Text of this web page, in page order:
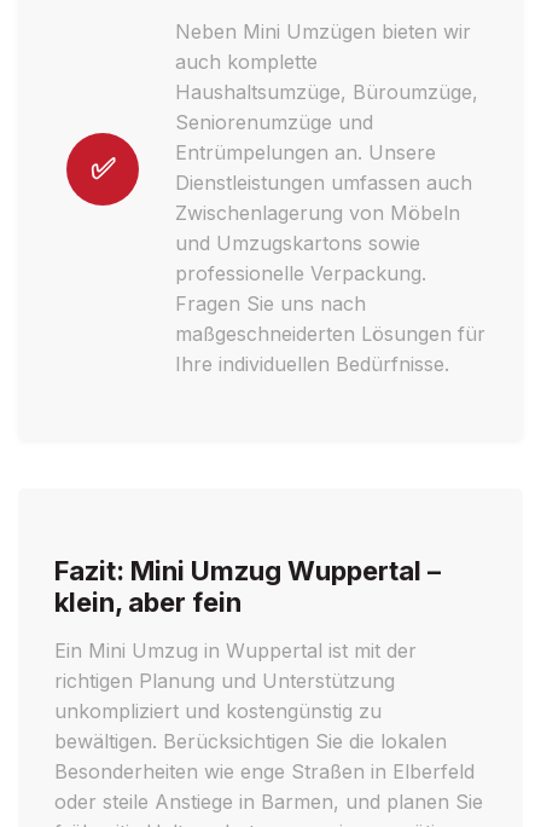
✅
Neben Mini Umzügen bieten wir
auch komplette
Haushaltsumzüge, Büroumzüge,
Seniorenumzüge und
Entrümpelungen an. Unsere
Dienstleistungen umfassen auch
Zwischenlagerung von Möbeln
und Umzugskartons sowie
professionelle Verpackung.
Fragen Sie uns nach
maßgeschneiderten Lösungen für
Ihre individuellen Bedürfnisse.
Fazit: Mini Umzug Wuppertal –
klein, aber fein
Ein Mini Umzug in Wuppertal ist mit der
richtigen Planung und Unterstützung
unkompliziert und kostengünstig zu
bewältigen. Berücksichtigen Sie die lokalen
Besonderheiten wie enge Straßen in Elberfeld
oder steile Anstiege in Barmen, und planen Sie